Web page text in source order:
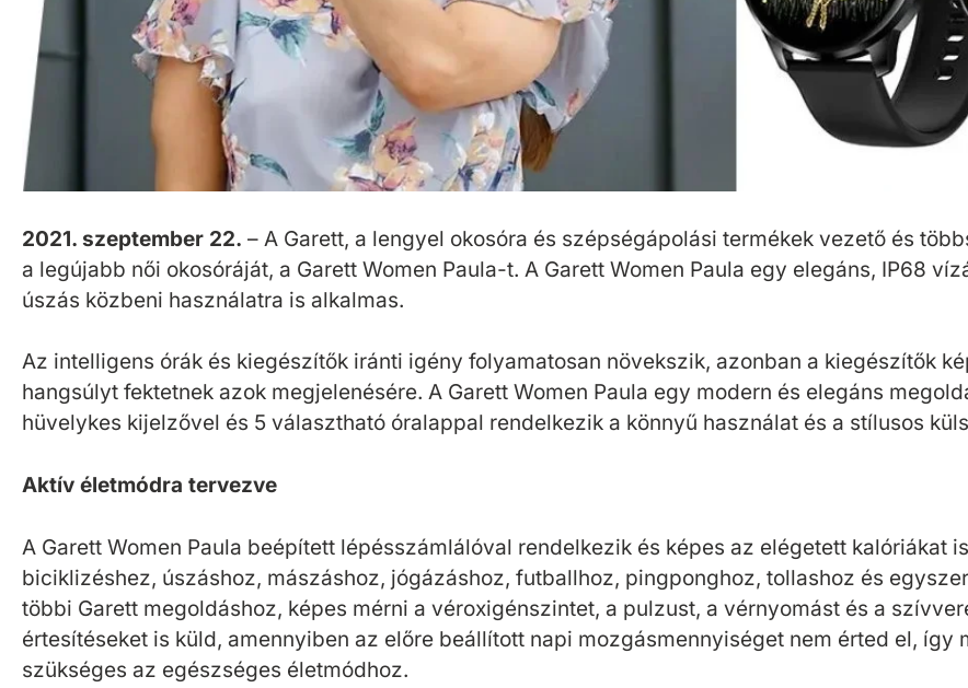
2021. szeptember 22. – A Garett, a lengyel okosóra és szépségápolási termékek vezető és
a legújabb női okosóráját, a Garett Women Paula-t. A Garett Women Paula egy elegáns, IP68
úszás közbeni használatra is alkalmas.
Az intelligens órák és kiegészítők iránti igény folyamatosan növekszik, azonban a kiegészítők
hangsúlyt fektetnek azok megjelenésére. A Garett Women Paula egy modern és elegáns
hüvelykes kijelzővel és 5 választható óralappal rendelkezik a könnyű használat és a stílusos
Aktív életmódra tervezve
A Garett Women Paula beépített lépésszámlálóval rendelkezik és képes az elégetett kalóriákat
biciklizéshez, úszáshoz, mászáshoz, jógázáshoz, futballhoz, pingponghoz, tollashoz és
többi Garett megoldáshoz, képes mérni a véroxigénszintet, a pulzust, a vérnyomást és a
értesítéseket is küld, amennyiben az előre beállított napi mozgásmennyiséget nem érted el, így
szükséges az egészséges életmódhoz.